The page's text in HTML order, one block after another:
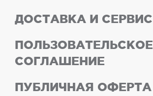
ДОСТАВКА И СЕРВИС
ПОЛЬЗОВАТЕЛЬСКОЕ
СОГЛАШЕНИЕ
ПУБЛИЧНАЯ ОФЕРТА